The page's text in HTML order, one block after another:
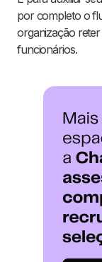
por completo o
organização
funcionários.